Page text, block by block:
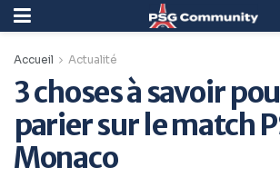
Accueil Actualité
3 choses à savoir
parier sur le match
Monaco